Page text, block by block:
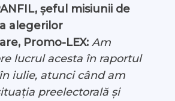
șeful misiunii de
alegerilor
Promo-LEX: Am
lucrul acesta în raportul
iulie, atunci când am
preelectorală și